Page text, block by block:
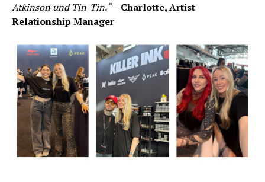
Atkinson und Tin-Tin.“ – Charlotte, Artist
Relationship Manager